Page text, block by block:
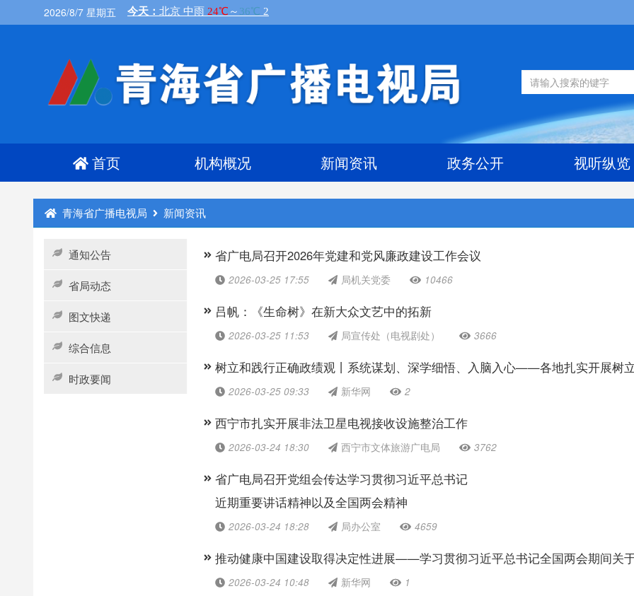
2026/8/7 星期五
首页 机构概况 新闻资讯 政务公开 视听纵览
青海省广播电视局 新闻资讯
通知公告
省局动态
图文快递
综合信息
时政要闻
省广电局召开2026年党建和党风廉政建设工作会议
2026-03-25 17:55 局机关党委 10466
吕帆：《生命树》在新大众文艺中的拓新
2026-03-25 11:53 局宣传处（电视剧处） 3666
树立和践行正确政绩观丨系统谋划、深学细悟、入脑入心——各地扎实开展树
2026-03-25 09:33 新华网 2
西宁市扎实开展非法卫星电视接收设施整治工作
2026-03-24 18:30 西宁市文体旅游广电局 3762
省广电局召开党组会传达学习贯彻习近平总书记
近期重要讲话精神以及全国两会精神
2026-03-24 18:28 局办公室 4659
推动健康中国建设取得决定性进展——学习贯彻习近平总书记全国两会期间关
2026-03-24 10:48 新华网 1